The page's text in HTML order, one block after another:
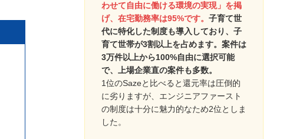
わせて自由に働ける環境の実現」を掲
げ、在宅勤務率は95%です。 子育て世
代に特化した制度も導入しており、子
育て世帯が3割以上を占めます。案件は
3万件以上から100%自由に選択可能
で、上場企業直の案件も多数。
1位のSazeと比べると還元率は圧倒的
に劣りますが、エンジニアファースト
の制度は十分に魅力的なため2位としま
した。